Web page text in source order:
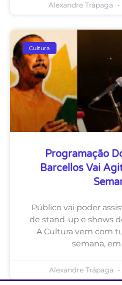
Alexandre Trápaga
Cultura
Programação
Barcellos Vai
Público vai poder
de stand-up e shows
A Cultura vem com
semana,
Alexandre Trápaga